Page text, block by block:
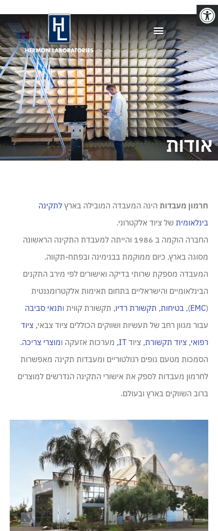
פתח סרגל נגישות
אודות
חרמון מעבדות הינה המעבדה המובילה בארץלתקינה
בינלאומית של ציוד אלקטרוני.
החברה הוקמה ב 1986 והייתה למעבדת התקינה הראשונה
מסוגה בארץ. כיום ממוקמת בבנימינה ובפתח-תקווה.
המעבדה מספקת שרותי בדיקה ואישורים לפי מירב התקנים
הבינלאומיים והישראליים בתחום תאימות אלקטרומגנטית
(
EMC
), בטיחות, תקשורת רדיו, תקשורת קווית ותנאי סביבה
עבור מגוון רחב של תעשיות ושווקים הכוללים ציוד צבאי, ציוד
רפואי, ציוד תקשורת, ציוד מערכות אזעקה ומוצרי צריכה.
הסמכות מטעם גופים רגולטוריים ומעבדות תקינה מאפשרות
לחרמון מעבדות לספק את אישורי התקינה הנדרשים למוצרים
ברוב השווקים בארץ ובעולם.